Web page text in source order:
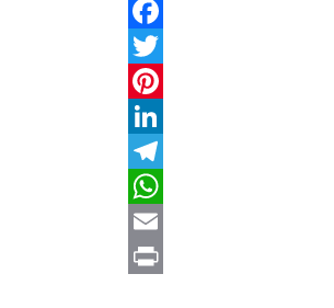
Facebook
Twitter
Pinterest
LinkedIn
Telegram
WhatsApp
Email